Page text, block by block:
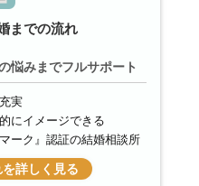
までの流れ
悩みまでフルサポート
実
にイメージできる
ーク』認証の結婚相談所
詳しく見る